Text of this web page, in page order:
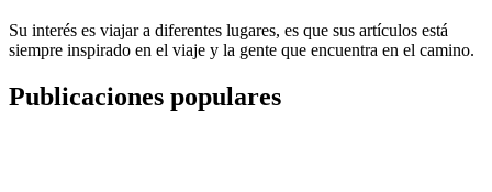
Su interés es viajar a diferentes lugares, es que sus artículos está
siempre inspirado en el viaje y la gente que encuentra en el camino.
Publicaciones populares